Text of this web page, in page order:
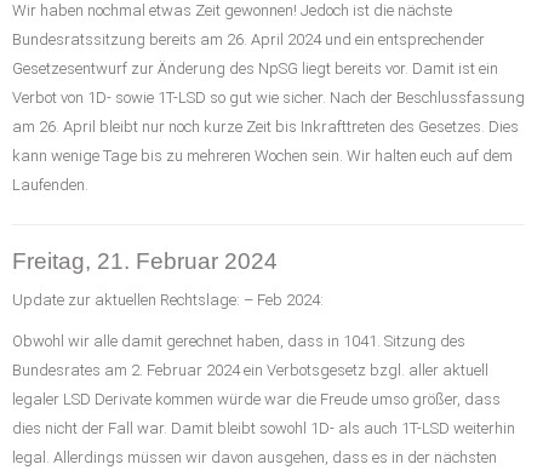
Wir haben nochmal etwas Zeit gewonnen! Jedoch ist die nächste
Bundesratssitzung bereits am 26. April 2024 und ein entsprechender
Gesetzesentwurf zur Änderung des NpSG liegt bereits vor. Damit ist ein
Verbot von 1D- sowie 1T-LSD so gut wie sicher. Nach der Beschlussfassung
am 26. April bleibt nur noch kurze Zeit bis Inkrafttreten des Gesetzes. Dies
kann wenige Tage bis zu mehreren Wochen sein. Wir halten euch auf dem
Laufenden.
Freitag, 21. Februar 2024
Update zur aktuellen Rechtslage: – Feb 2024:
Obwohl wir alle damit gerechnet haben, dass in 1041. Sitzung des
Bundesrates am 2. Februar 2024 ein Verbotsgesetz bzgl. aller aktuell
legaler LSD Derivate kommen würde war die Freude umso größer, dass
dies nicht der Fall war. Damit bleibt sowohl 1D- als auch 1T-LSD weiterhin
legal. Allerdings müssen wir davon ausgehen, dass es in der nächsten